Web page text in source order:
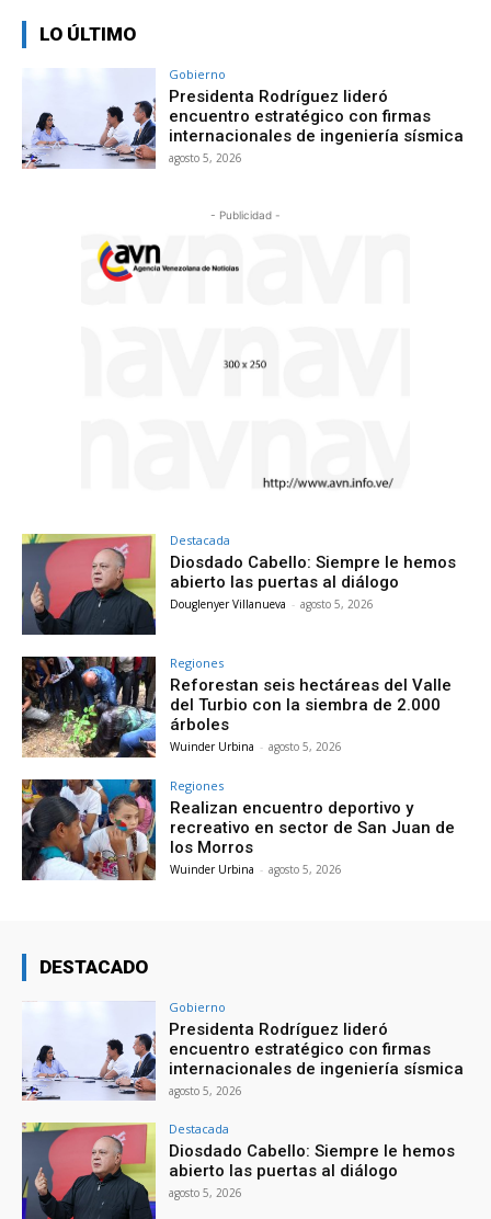
LO ÚLTIMO
Gobierno
Presidenta Rodríguez lideró
encuentro estratégico con firmas
internacionales de ingeniería sísmica
agosto 5, 2026
- Publicidad -
Destacada
Diosdado Cabello: Siempre le hemos
abierto las puertas al diálogo
Douglenyer Villanueva - agosto 5, 2026
Regiones
Reforestan seis hectáreas del Valle
del Turbio con la siembra de 2.000
árboles
Wuinder Urbina - agosto 5, 2026
Regiones
Realizan encuentro deportivo y
recreativo en sector de San Juan de
los Morros
Wuinder Urbina - agosto 5, 2026
DESTACADO
Gobierno
Presidenta Rodríguez lideró
encuentro estratégico con firmas
internacionales de ingeniería sísmica
agosto 5, 2026
Destacada
Diosdado Cabello: Siempre le hemos
abierto las puertas al diálogo
agosto 5, 2026